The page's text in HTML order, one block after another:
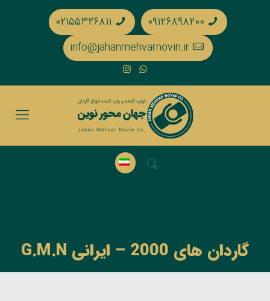
۰۹۱۲۶۸۹۸۲۰۰
۰۲۱۵۵۳۲۶۸۱۱
info@jahanmehvarnovin.ir
گاردان های 2000 – ایرانی G.M.N